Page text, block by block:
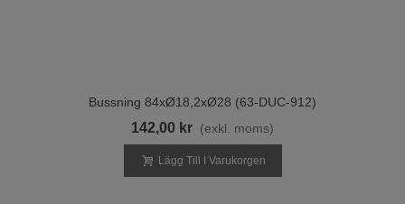
Bussning 84xØ18,2xØ28 (63-DUC-912)
142,00 kr (exkl. moms)
Lägg Till I Varukorgen